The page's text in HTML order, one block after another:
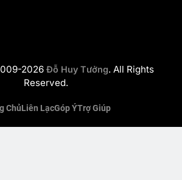
2026 Đỗ Huy Tưởng. All Rights
Reserved.
ChủLiên LạcGóp ÝTrợ Giúp